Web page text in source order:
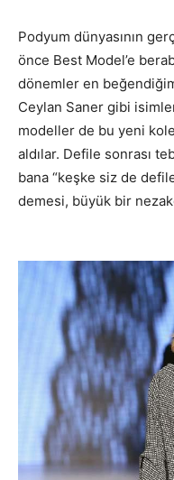
Podyum dünyasının
önce Best Model’e
dönemler en
Ceylan Saner gibi
modeller de bu yeni
aldılar. Defile sonrası
bana “keşke siz de
demesi, büyük bir